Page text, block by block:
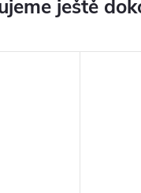
ještě